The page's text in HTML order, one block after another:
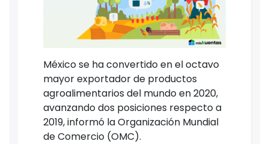
México se ha convertido en el octavo
mayor exportador de productos
agroalimentarios del mundo en 2020,
avanzando dos posiciones respecto a
2019, informó la Organización Mundial
de Comercio (OMC).